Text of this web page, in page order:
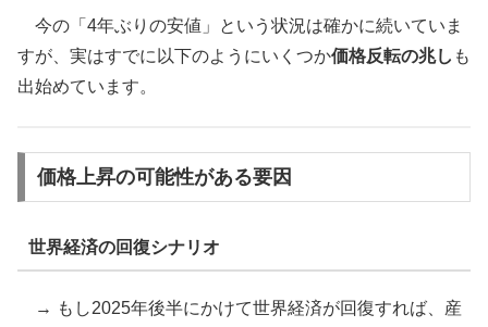
今の「4年ぶりの安値」という状況は確かに続いていま
すが、実はすでに以下のようにいくつか価格反転の兆し も
出始めています。
価格上昇の可能性がある要因
世界経済の回復シナリオ
→ もし2025年後半にかけて世界経済が回復すれば、産